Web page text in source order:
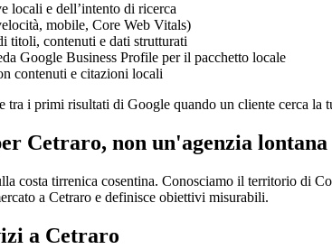
locali e dell’intento di ricerca
mobile, Core Web Vitals)
titoli, contenuti e dati strutturati
Google Business Profile per il pacchetto locale
contenuti e citazioni locali
tra i primi risultati di Google quando un cliente cerca la
Cetraro, non un'agenzia lontana
costa tirrenica cosentina. Conosciamo il territorio di
a Cetraro e definisce obiettivi misurabili.
a Cetraro